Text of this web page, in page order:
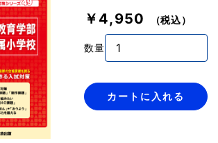
￥4,950 （税込）
数量
カートに入れる